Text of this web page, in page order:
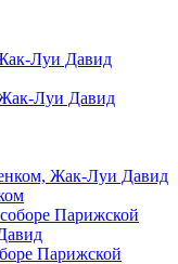
Парижской